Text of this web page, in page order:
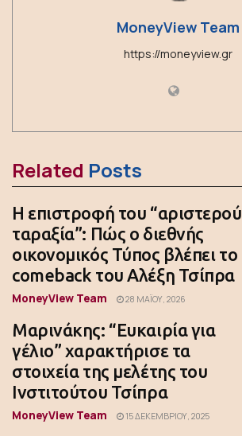
MoneyView Team
https://moneyview.gr
Related Posts
Η επιστροφή του “αριστερού
ταραξία”: Πώς ο διεθνής
οικονομικός Τύπος βλέπει το
comeback του Αλέξη Τσίπρα
MoneyView Team 28 ΜΑΪ́ΟΥ, 2026
Μαρινάκης: “Ευκαιρία για
γέλιο” χαρακτήρισε τα
στοιχεία της μελέτης του
Ινστιτούτου Τσίπρα
MoneyView Team 15 ΔΕΚΕΜΒΡΊΟΥ, 2025